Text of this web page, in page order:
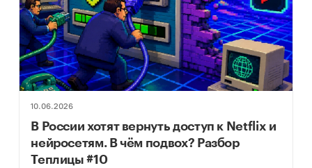
10.06.2026
В России хотят вернуть доступ к Netflix и
нейросетям. В чём подвох? Разбор
Теплицы #10